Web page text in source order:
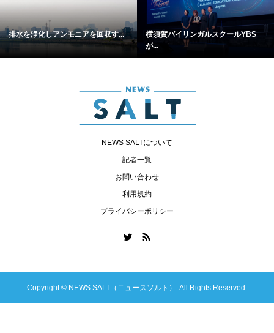
排水を浄化しアンモニアを回収す...
横須賀バイリンガルスクールYBS
が...
NEWS SALTについて
記者一覧
お問い合わせ
利用規約
プライバシーポリシー
Copyright © NEWS SALT（ニュースソルト）. All Rights Reserved.